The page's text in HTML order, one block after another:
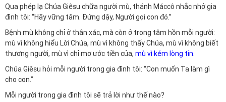
Qua phép lạ Chúa Giêsu chữa người mù, thánh Máccô nhắc nhở gia
đình tôi: “Hãy vững tâm. Đứng dậy, Người gọi con đó.”
Bệnh mù không chỉ ở thân xác, mà còn ở trong tâm hồn mỗi người:
mù vì không hiểu Lời Chúa, mù vì không thấy Chúa, mù vì không biết
thương người, mù vì chỉ mơ ước tiền của, mù vì kém lòng tin.
Chúa Giêsu hỏi mỗi người trong gia đình tôi: “Con muốn Ta làm gì
cho con.”
Mỗi người trong gia đình tôi sẽ trả lời như thế nào?